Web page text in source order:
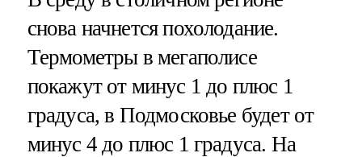
снова начнется похолодание.
Термометры в мегаполисе
покажут от минус 1 до плюс 1
градуса, в Подмосковье будет от
минус 4 до плюс 1 градуса. На